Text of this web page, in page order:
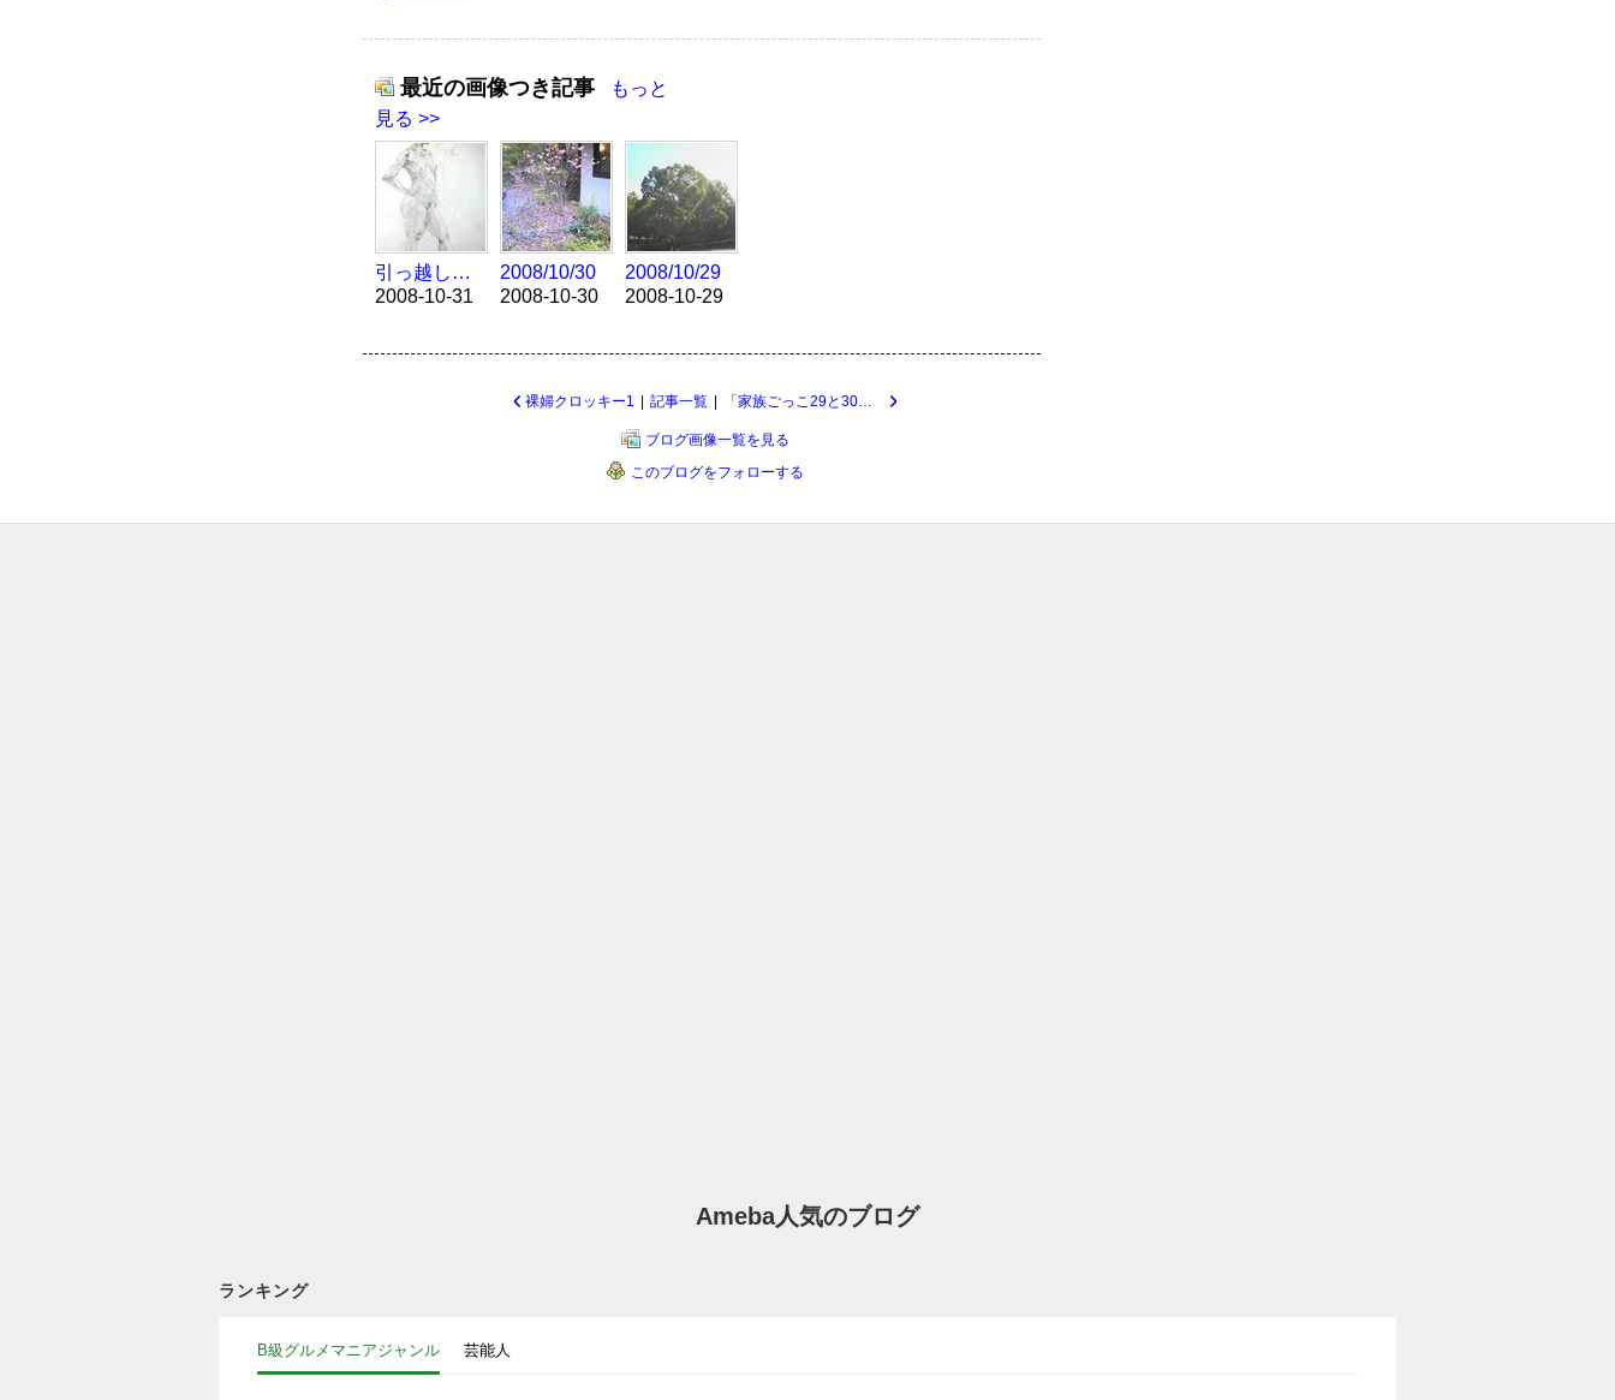
最近の画像つき記事
もっと
見る >>
引っ越しました。
2008-10-31
2008/10/30
2008-10-30
2008/10/29
2008-10-29
裸婦クロッキー1 記事一覧 「家族ごっこ29と30完」
ブログ画像一覧を見る
このブログをフォローする
Ameba人気のブログ
ランキング
B級グルメマニアジャンル 芸能人